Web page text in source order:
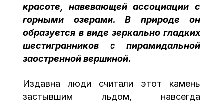
красоте, навевающей ассоциации с
горными озерами. В природе он
образуется в виде зеркально гладких
шестигранников с пирамидальной
заостренной вершиной.
Издавна люди считали этот камень
застывшим льдом, навсегда